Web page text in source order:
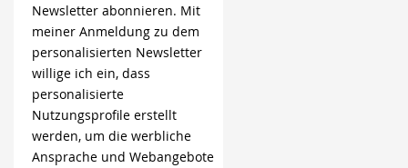
Newsletter abonnieren. Mit
meiner Anmeldung zu dem
personalisierten Newsletter
willige ich ein, dass
personalisierte
Nutzungsprofile erstellt
werden, um die werbliche
Ansprache und Webangebote